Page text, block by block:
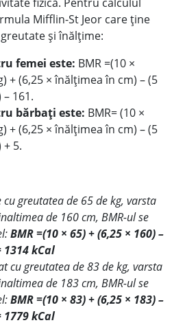
Mifflin-St Jeor care ține
și înălțime:
femei este: BMR =(10 ×
+ (6,25 × înălțimea în cm) – (5
161.
bărbați este: BMR= (10 ×
+ (6,25 × înălțimea în cm) – (5
5.
greutatea de 65 de kg, varsta
de 160 cm, BMR-ul se
BMR =(10 × 65) + (6,25 × 160) –
1314kCal
cu greutatea de 83 de kg, varsta
de 183 cm, BMR-ul se
BMR =(10 × 83) + (6,25 × 183) –
1779kCal